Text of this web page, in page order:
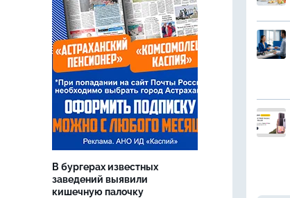
В бургерах известных
заведений выявили
кишечную палочку